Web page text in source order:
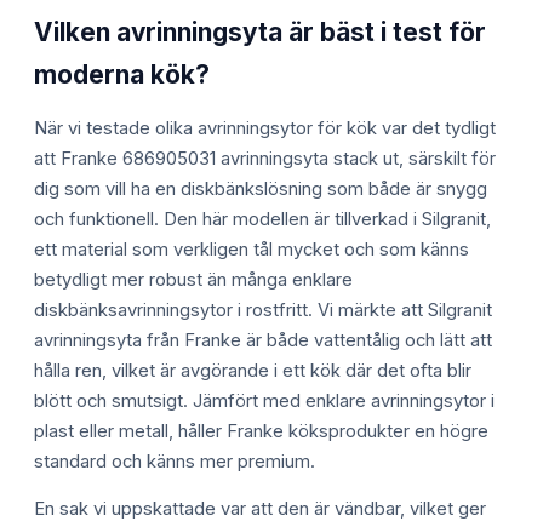
Vilken avrinningsyta är bäst i test för
moderna kök?
När vi testade olika avrinningsytor för kök var det tydligt
att Franke 686905031 avrinningsyta stack ut, särskilt för
dig som vill ha en diskbänkslösning som både är snygg
och funktionell. Den här modellen är tillverkad i Silgranit,
ett material som verkligen tål mycket och som känns
betydligt mer robust än många enklare
diskbänksavrinningsytor i rostfritt. Vi märkte att Silgranit
avrinningsyta från Franke är både vattentålig och lätt att
hålla ren, vilket är avgörande i ett kök där det ofta blir
blött och smutsigt. Jämfört med enklare avrinningsytor i
plast eller metall, håller Franke köksprodukter en högre
standard och känns mer premium.
En sak vi uppskattade var att den är vändbar, vilket ger